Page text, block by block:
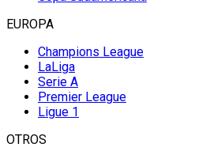
EUROPA
Champions League
LaLiga
Serie A
Premier League
Ligue 1
OTROS